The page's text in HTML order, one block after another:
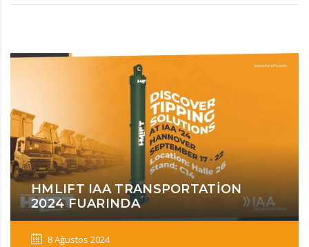
HMLIFT IAA TRANSPORTATION
2024 FUARINDA
8 Ağustos 2024